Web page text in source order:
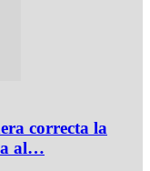
correcta la
al…